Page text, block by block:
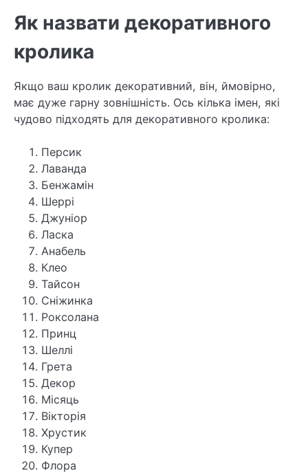
Як назвати декоративного
кролика
Якщо ваш кролик декоративний, він, ймовірно,
має дуже гарну зовнішність. Ось кілька імен, які
чудово підходять для декоративного кролика:
Персик
Лаванда
Бенжамін
Шеррі
Джуніор
Ласка
Анабель
Клео
Тайсон
Сніжинка
Роксолана
Принц
Шеллі
Грета
Декор
Місяць
Вікторія
Хрустик
Купер
Флора